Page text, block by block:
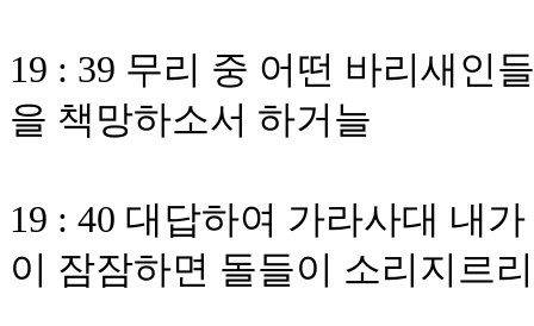
19 : 39 무리 중 어떤 바리새인
을 책망하소서 하거늘
19 : 40 대답하여 가라사대 내
이 잠잠하면 돌들이 소리지르